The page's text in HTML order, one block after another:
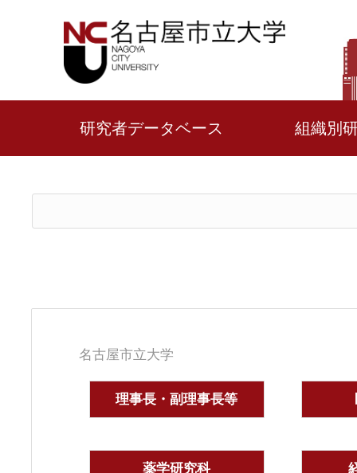
研究者データベース 組織別
名古屋市立大学
理事長・副理事長等
薬学研究科